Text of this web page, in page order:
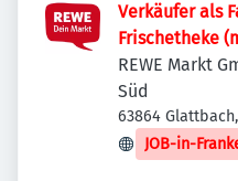
Verkäufer als
Frischetheke
REWE Markt
Süd
63864
JOB-in-